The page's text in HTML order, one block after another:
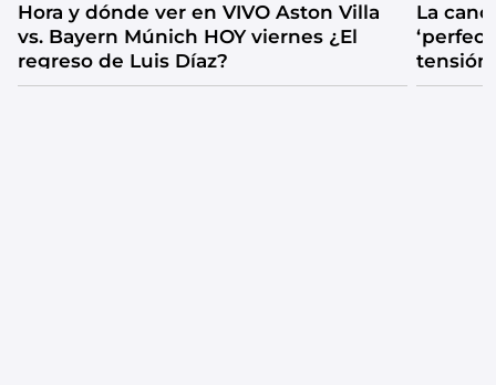
Hora y dónde ver en VIVO Aston Villa
vs. Bayern Múnich HOY viernes ¿El
regreso de Luis Díaz?
La
tensión
catarsis